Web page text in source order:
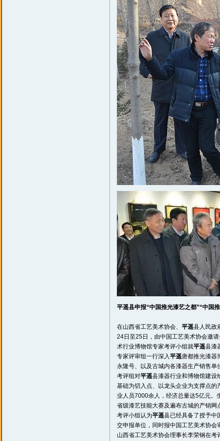
平遥县申报“中国推光漆艺之都”“中国
在山西省工艺美术协会、 平遥县人民政
24日至25日，由中国工艺美术协会邀
术行业博物馆专家考评小组就平遥县漆
专家评审组一行深入平遥唐都推光漆器
永隆号、以及古城内各漆器生产销售单
考评组对平遥县漆器行业和博物馆建设
基础为切入点、以龙头企业为支撑点
业人员7000余人，经济总量达5亿元。
省级漆艺技能大赛及遍布古城的产销
考评小组认为平遥县已经具备了授予中
交申报单位，同时报中国工艺美术协会
山西省工艺美术协会理事长李荣钢在